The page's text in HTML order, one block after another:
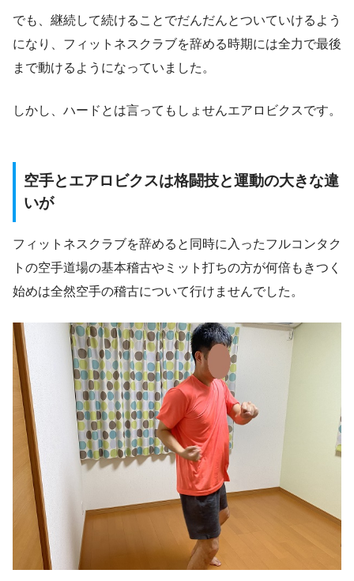
でも、継続して続けることでだんだんとついていけるよう
になり、フィットネスクラブを辞める時期には全力で最後
まで動けるようになっていました。
しかし、ハードとは言ってもしょせんエアロビクスです。
空手とエアロビクスは格闘技と運動の大きな違
いが
フィットネスクラブを辞めると同時に入ったフルコンタク
トの空手道場の基本稽古やミット打ちの方が何倍もきつく
始めは全然空手の稽古について行けませんでした。